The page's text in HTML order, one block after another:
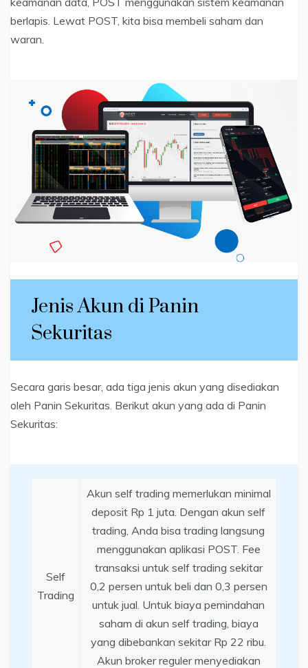
berlapis. Lewat POST, kita bisa membeli saham dan
waran.
Jenis Akun di Panin
Sekuritas
Secara garis besar, ada tiga jenis akun yang disediakan
oleh Panin Sekuritas. Berikut akun yang ada di Panin
Sekuritas:
Self
Trading
Akun self trading memerlukan minimal
deposit Rp 1 juta. Dengan akun self
trading, Anda bisa trading langsung
menggunakan aplikasi POST. Fee
transaksi untuk self trading sekitar
0,2 persen untuk beli dan 0,3 persen
untuk jual. Untuk biaya pemindahan
saham di akun self trading, biaya
yang dibebankan sekitar Rp 22 ribu.
Akun broker reguler menyediakan